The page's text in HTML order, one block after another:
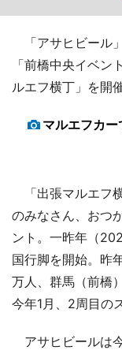
「アサヒビール
「前橋中央イベ
ルエフ横丁」を開
マルエフカ
「出張マルエフ
のみなさん、おつ
ント。一昨年（
国行脚を開始。昨
万人、群馬（前橋
今年1月、2周目の
アサヒビールは